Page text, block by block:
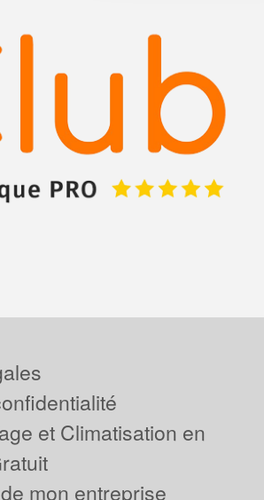
et Climatisation en
mon entreprise